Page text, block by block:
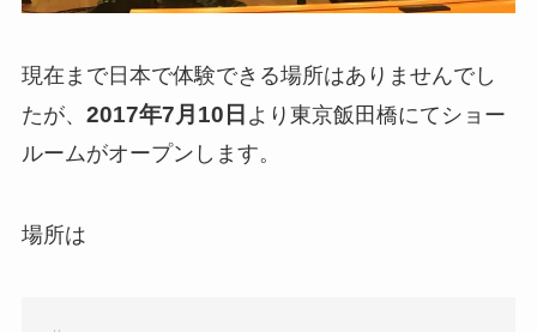
現在まで日本で体験できる場所はありませんでし
たが、 2017年7月10日 より東京飯田橋にてショー
ルームがオープンします。
場所は